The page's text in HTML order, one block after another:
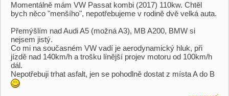
Momentálně mám VW Passat kombi (2017) 110kw. Chtěl
bych něco "menšího", nepotřebujeme v rodině dvě velká auta.
Přemýšlím nad Audi A5 (možná A3), MB A200, BMW si
nejsem jistý.
Co mi na současném VW vadí je aerodynamický hluk, při
jízdě nad 140km/h a trošku línější projev motoru od 100km/h
dál.
Nepotřebuji trhat asfalt, jen se pohodlně dostat z místa A do B